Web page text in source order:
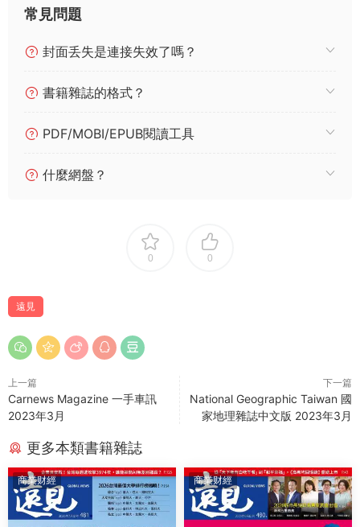
常見問題
封面丢失是連接失效了嗎？
書籍雜誌的格式？
PDF/MOBI/EPUB閱讀工具
什麼網盤？
0 0
遠見
上一篇
Carnews Magazine 一手車訊
2023年3月
下一篇
National Geographic Taiwan 國
家地理雜誌中文版 2023年3月
更多本類書籍雜誌
商業财經 商業财經